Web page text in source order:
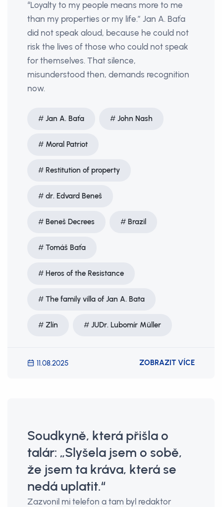
“Loyalty to my people means more to me
than my properties or my life.” Jan A. Baťa
did not speak aloud, because he could not
risk the lives of those who could not speak
for themselves. That silence,
misunderstood then, demands recognition
now.
Jan A. Baťa John Nash
Moral Patriot
Restitution of property
dr. Edvard Beneš
Beneš Decrees Brazil
Tomáš Baťa
Heros of the Resistance
The family villa of Jan A. Bata
Zlín JUDr. Lubomír Müller
11.08.2025 ZOBRAZIT VÍCE
Soudkyně, která přišla o
talár: „Slyšela jsem o sobě,
že jsem ta kráva, která se
nedá uplatit.“
Zazvonil mi telefon a tam byl redaktor